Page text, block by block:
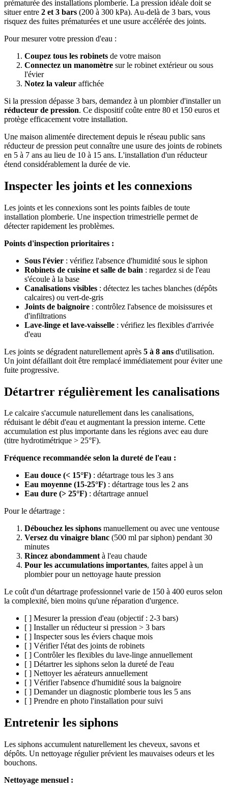
prématurée des installations plomberie. La pression idéale doit se
situer entre 2 et 3 bars (200 à 300 kPa). Au-delà de 3 bars, vous
risquez des fuites prématurées et une usure accélérée des joints.
Pour mesurer votre pression d'eau :
Coupez tous les robinets de votre maison
Connectez un manomètre sur le robinet extérieur ou sous
l'évier
Notez la valeur affichée
Si la pression dépasse 3 bars, demandez à un plombier d'installer un
réducteur de pression. Ce dispositif coûte entre 80 et 150 euros et
protège efficacement votre installation.
Une maison alimentée directement depuis le réseau public sans
réducteur de pression peut connaître une usure des joints de robinets
en 5 à 7 ans au lieu de 10 à 15 ans. L'installation d'un réducteur
étend considérablement la durée de vie.
Inspecter les joints et les connexions
Les joints et les connexions sont les points faibles de toute
installation plomberie. Une inspection trimestrielle permet de
détecter rapidement les problèmes.
Points d'inspection prioritaires :
Sous l'évier : vérifiez l'absence d'humidité sous le siphon
Robinets de cuisine et salle de bain : regardez si de l'eau
s'écoule à la base
Canalisations visibles : détectez les taches blanches (dépôts
calcaires) ou vert-de-gris
Joints de baignoire : contrôlez l'absence de moisissures et
d'infiltrations
Lave-linge et lave-vaisselle : vérifiez les flexibles d'arrivée
d'eau
Les joints se dégradent naturellement après 5 à 8 ans d'utilisation.
Un joint défaillant doit être remplacé immédiatement pour éviter une
fuite progressive.
Détartrer régulièrement les canalisations
Le calcaire s'accumule naturellement dans les canalisations,
réduisant le débit d'eau et augmentant la pression interne. Cette
accumulation est plus importante dans les régions avec eau dure
(titre hydrotimétrique > 25°F).
Fréquence recommandée selon la dureté de l'eau :
Eau douce (< 15°F) : détartrage tous les 3 ans
Eau moyenne (15-25°F) : détartrage tous les 2 ans
Eau dure (> 25°F) : détartrage annuel
Pour le détartrage :
Débouchez les siphons manuellement ou avec une ventouse
Versez du vinaigre blanc (500 ml par siphon) pendant 30
minutes
Rincez abondammentà l'eau chaude
Pour les accumulations importantes, faites appel à un
plombier pour un nettoyage haute pression
Le coût d'un détartrage professionnel varie de 150 à 400 euros selon
la complexité, bien moins qu'une réparation d'urgence.
[ ] Mesurer la pression d'eau (objectif : 2-3 bars)
[ ] Installer un réducteur si pression > 3 bars
[ ] Inspecter sous les éviers chaque mois
[ ] Vérifier l'état des joints de robinets
[ ] Contrôler les flexibles du lave-linge annuellement
[ ] Détartrer les siphons selon la dureté de l'eau
[ ] Nettoyer les aérateurs annuellement
[ ] Vérifier l'absence d'humidité sous la baignoire
[ ] Demander un diagnostic plomberie tous les 5 ans
[ ] Prendre en photo l'installation pour suivi
Entretenir les siphons
Les siphons accumulent naturellement les cheveux, savons et
dépôts. Un nettoyage régulier prévient les mauvaises odeurs et les
bouchons.
Nettoyage mensuel :